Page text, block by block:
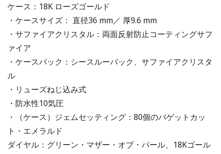
ケース：18K ローズゴールド
・ケースサイズ： 直径36 mm／ 厚9.6 mm
・サファイアクリスタル：両面反射防止コーティングサフ
ァイア
・ケースバック：シースルーバック、サファイアクリスタ
ル
・リューズねじ込み式
・防水性10気圧
・（ケース）ジェムセッティング：80個のバゲットカッ
ト・エメラルド
ダイヤル：グリーン・マザー・オブ・パール、18Kゴール